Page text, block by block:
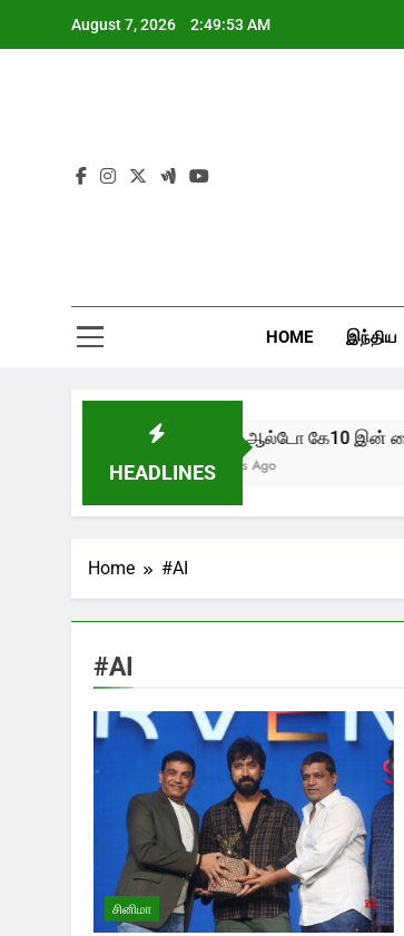
August 7, 2026 2:49:53 AM
HOME இந்திய
HEADLINES
புதிய ஆல்டோ கே10 இன்
2 Years Ago
Home #AI
#AI
சினிமா